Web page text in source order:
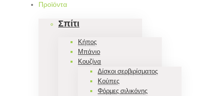
Προϊόντα
Σπίτι
Κήπος
Μπάνιο
Κουζίνα
Δίσκοι σερβιρίσματος
Κούπες
Φόρμες σιλικόνης